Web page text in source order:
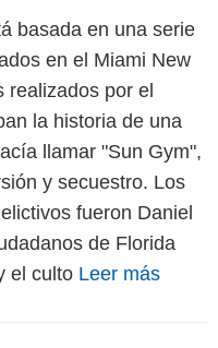
basada en una serie
en el Miami New
realizados por el
la historia de una
llamar "Sun Gym",
y secuestro. Los
fueron Daniel
de Florida
el culto Leer más